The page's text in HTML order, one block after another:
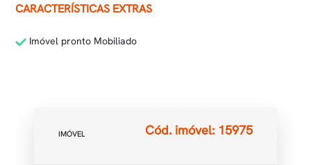
CARACTERÍSTICAS EXTRAS
Imóvel pronto Mobiliado
IMÓVEL Cód. imóvel: 15975